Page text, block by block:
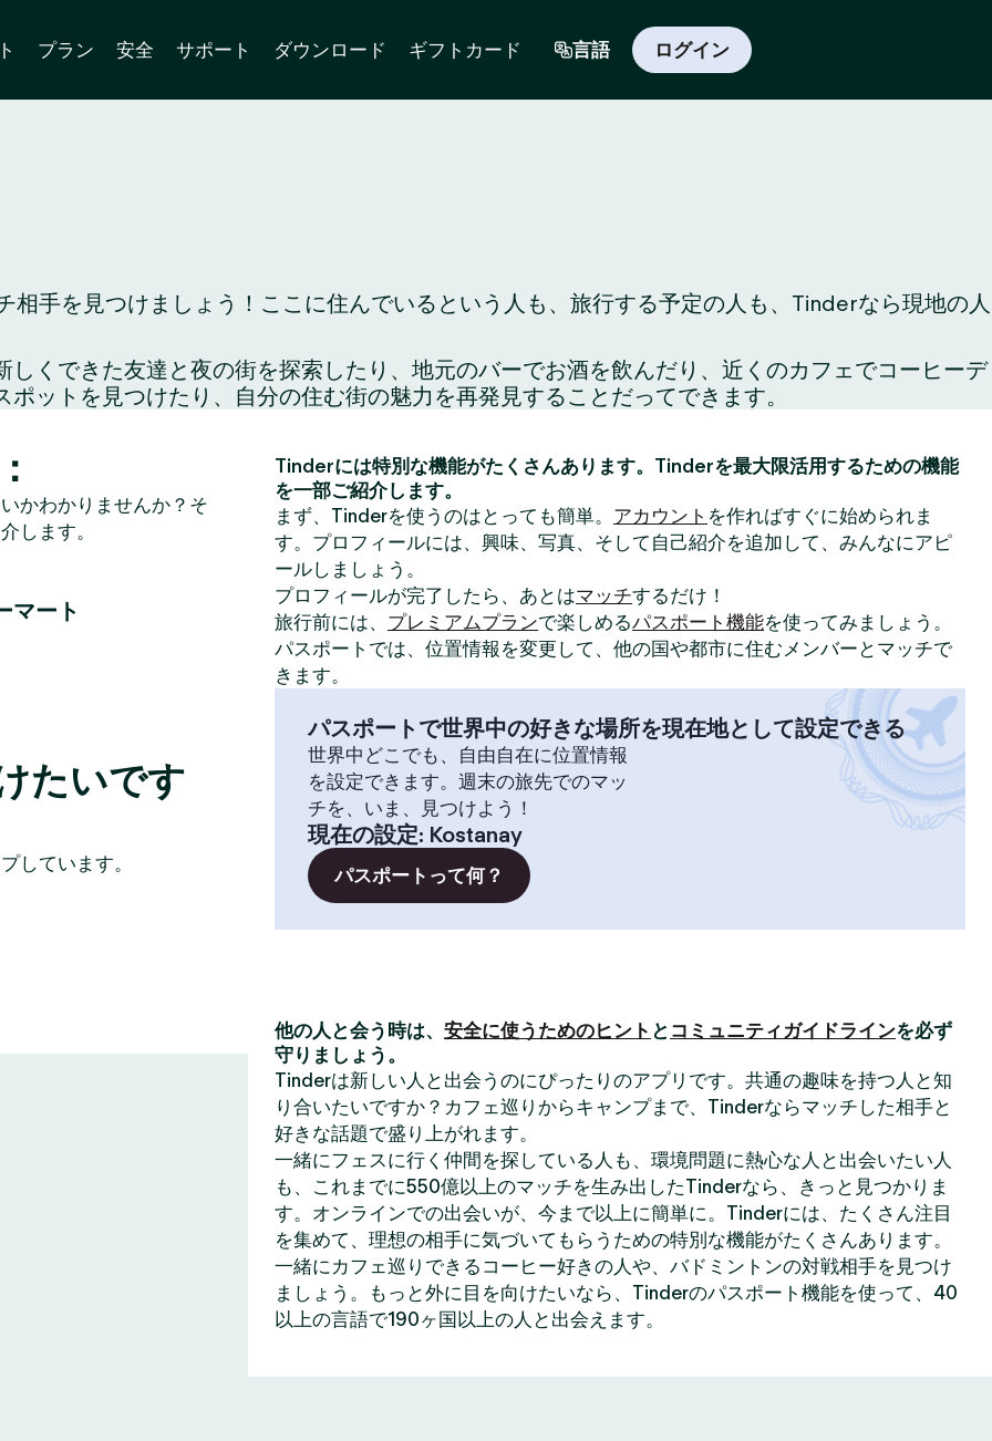
プラン 安全 サポート ダウンロード ギフトカード 言語 ログイン
相手を見つけましょう！ここに住んでいるという人も、旅行する予定の人も、Tinderなら現地の人
くできた友達と夜の街を探索したり、地元のバーでお酒を飲んだり、近くのカフェでコーヒーデ
ットを見つけたり、自分の住む街の魅力を再発見することだってできます。
かわかりませんか？そ
します。
マート
たいです
しています。
Tinderには特別な機能がたくさんあります。Tinderを最大限活用するための機能
を一部ご紹介します。
まず、Tinderを使うのはとっても簡単。 アカウント を作ればすぐに始められま
す。プロフィールには、興味、写真、そして自己紹介を追加して、みんなにアピ
ールしましょう。
プロフィールが完了したら、あとはマッチするだけ！
旅行前には、 プレミアムプランで楽しめるパスポート機能を使ってみましょう。
パスポートでは、位置情報を変更して、他の国や都市に住むメンバーとマッチで
きます。
パスポートで世界中の好きな場所を現在地として設定できる
世界中どこでも、自由自在に位置情報
を設定できます。週末の旅先でのマッ
チを、いま、見つけよう！
現在の設定: Kostanay
パスポートって何？
他の人と会う時は、 安全に使うためのヒント と コミュニティガイドラインを必ず
守りましょう。
Tinderは新しい人と出会うのにぴったりのアプリです。共通の趣味を持つ人と知
り合いたいですか？カフェ巡りからキャンプまで、Tinderならマッチした相手と
好きな話題で盛り上がれます。
一緒にフェスに行く仲間を探している人も、環境問題に熱心な人と出会いたい人
も、これまでに550億以上のマッチを生み出したTinderなら、きっと見つかりま
す。オンラインでの出会いが、今まで以上に簡単に。Tinderには、たくさん注目
を集めて、理想の相手に気づいてもらうための特別な機能がたくさんあります。
一緒にカフェ巡りできるコーヒー好きの人や、バドミントンの対戦相手を見つけ
ましょう。もっと外に目を向けたいなら、Tinderのパスポート機能を使って、40
以上の言語で190ヶ国以上の人と出会えます。